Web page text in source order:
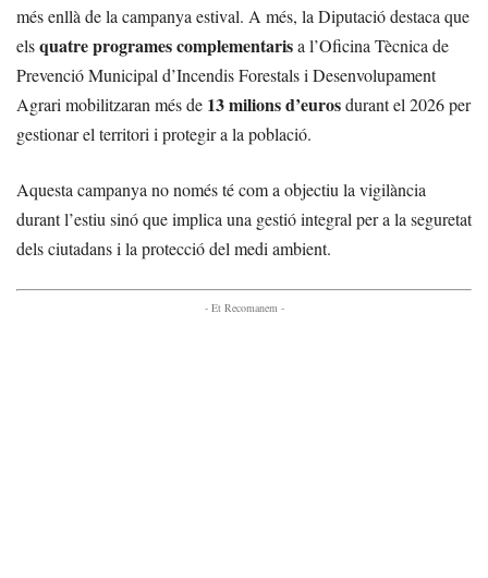
més enllà de la campanya estival. A més, la Diputació destaca que
elsquatre programes complementarisa l’Oficina Tècnica de
Prevenció Municipal d’Incendis Forestals i Desenvolupament
Agrari mobilitzaran més de 13 milions d’eurosdurant el 2026 per
gestionar el territori i protegir a la població.
Aquesta campanya no només té com a objectiu la vigilància
durant l’estiu sinó que implica una gestió integral per a la seguretat
dels ciutadans i la protecció del medi ambient.
- Et Recomanem -